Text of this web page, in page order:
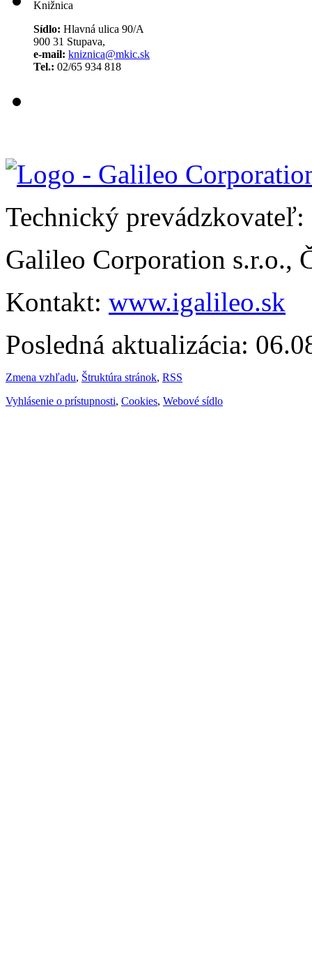
Knižnica
Sídlo: Hlavná ulica 90/A
900 31 Stupava,
e-mail: kniznica@mkic.sk
Tel.: 02/65 934 818
Technický prevádzkovateľ:
Galileo Corporation s.r.o.,
Kontakt: www.igalileo.sk
Posledná aktualizácia:
Zmena vzhľadu, Štruktúra stránok, RSS
Vyhlásenie o prístupnosti, Cookies, Webové sídlo